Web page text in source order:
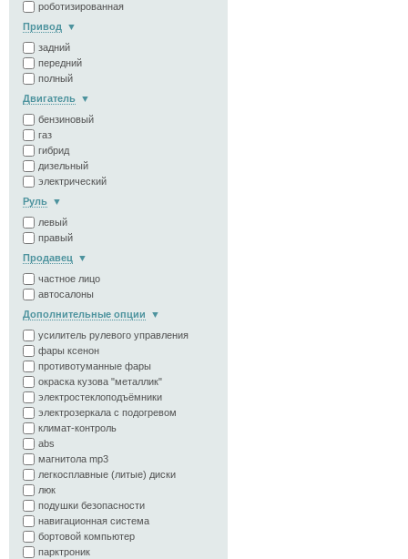
роботизированная
Привод
задний
передний
полный
Двигатель
бензиновый
газ
гибрид
дизельный
электрический
Руль
левый
правый
Продавец
частное лицо
автосалоны
Дополнительные опции
усилитель рулевого управления
фары ксенон
противотуманные фары
окраска кузова "металлик"
электростеклоподъёмники
электрозеркала с подогревом
климат-контроль
abs
магнитола mp3
легкосплавные (литые) диски
люк
подушки безопасности
навигационная система
бортовой компьютер
парктроник